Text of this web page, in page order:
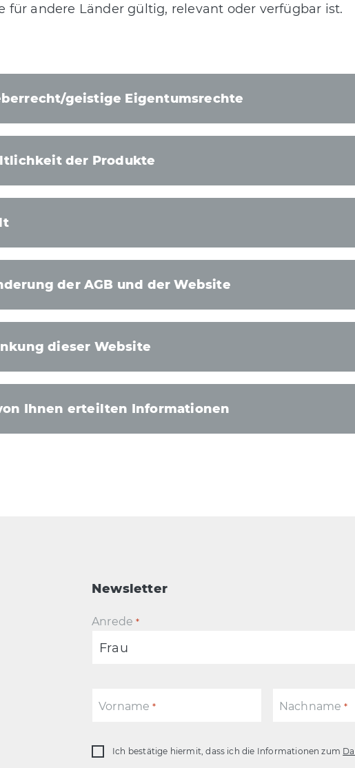
für andere Länder gültig, relevant oder verfügbar ist.
geistige Eigentumsrechte
der Produkte
der AGB und der Website
dieser Website
Ihnen erteilten Informationen
Newsletter
Anrede *
Vorname * Nachname *
Datenschutz
Ich bestätige hiermit, dass ich die Informationen zum